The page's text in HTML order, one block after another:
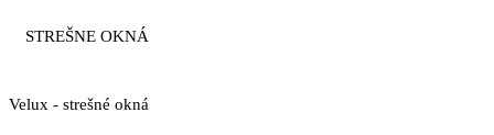
STREŠNE OKNÁ
Velux - strešné okná